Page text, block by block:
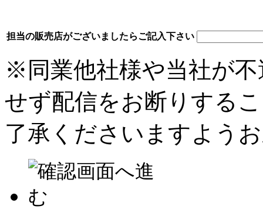
により必要な個人情報を保護管
5.個人情報提供の任意性と生じる
個人情報の提供は任意となって
ただし、当社が求める個人情報
場合、「利用目的」で掲げた内
ることができないことがありま
す。
6.クッキー（Cookie）の利用につ
本サービスお申し込みに際し、
担当の販売店がございましたらご記入下さい
※同業他社様や当社が
せず配信をお断りする
了承くださいますよう